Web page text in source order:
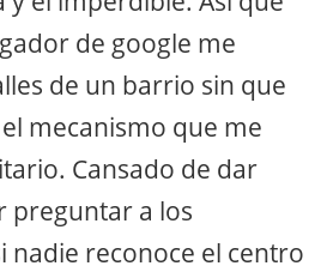
de google me
de un barrio sin que
mecanismo que me
Cansado de dar
preguntar a los
nadie reconoce el centro